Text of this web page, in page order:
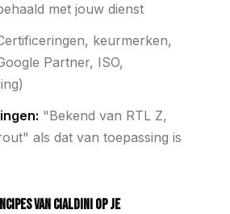
met jouw dienst
keurmerken,
Partner, ISO,
"Bekend van RTL Z,
als dat van toepassing is
van Cialdini op je